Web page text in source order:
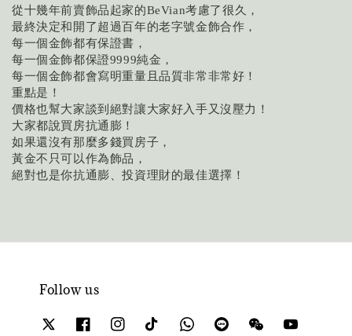
從十幾年前賣飾品起家的BeVian考慮了很久，
最終決定和開了超過百年的老字號金飾合作，
每一個金飾都有保證書，
每一個金飾都保證9999純金，
每一個金飾都會寫明重量且品質非常非常好！
重點是！
價格也幫大家談到絕對讓大家好入手又沒壓力！
大家都說買房抗通膨！
如果還沒有那麼多錢買房子，
黃金不只可以作為飾品，
絕對也是你抗通膨、投資理財的最佳選擇！
Follow us